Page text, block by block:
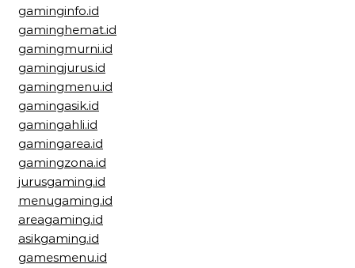
gaminginfo.id
gaminghemat.id
gamingmurni.id
gamingjurus.id
gamingmenu.id
gamingasik.id
gamingahli.id
gamingarea.id
gamingzona.id
jurusgaming.id
menugaming.id
areagaming.id
asikgaming.id
gamesmenu.id